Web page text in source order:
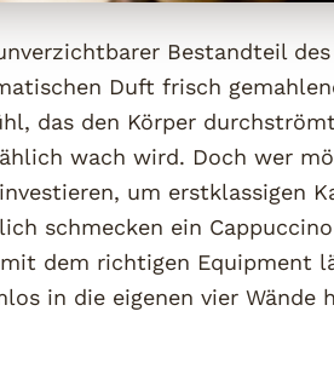
Bestandteil
Duft frisch
das den Körper
wach wird. Doch wer
um erstklassigen
schmecken ein
dem richtigen Equipment
in die eigenen vier Wände